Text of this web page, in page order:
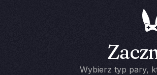
Wybierz typ pary,